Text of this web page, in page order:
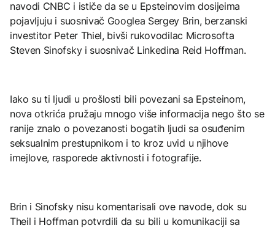
navodi CNBC i ističe da se u Epsteinovim dosijeima
pojavljuju i suosnivač Googlea Sergey Brin, berzanski
investitor Peter Thiel, bivši rukovodilac Microsofta
Steven Sinofsky i suosnivač Linkedina Reid Hoffman.
Iako su ti ljudi u prošlosti bili povezani sa Epsteinom,
nova otkrića pružaju mnogo više informacija nego što se
ranije znalo o povezanosti bogatih ljudi sa osuđenim
seksualnim prestupnikom i to kroz uvid u njihove
imejlove, rasporede aktivnosti i fotografije.
Brin i Sinofsky nisu komentarisali ove navode, dok su
Theil i Hoffman potvrdili da su bili u komunikaciji sa